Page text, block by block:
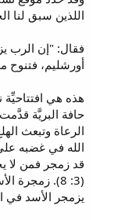
اللذين سبق لنا
فقال: "إن الرب
أورشليم، فتنوح
هذه هي
حافة البريَّة
الرعاة وتبعث
الله في غضبه
قد زمجر فمن لا
(3: 8). زمجرة
يزمجر الأسد في